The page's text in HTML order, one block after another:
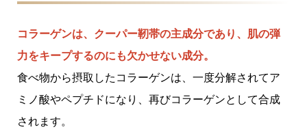
コラーゲンは、クーパー靭帯の主成分であり、肌の弾
力をキープするのにも欠かせない成分。
食べ物から摂取したコラーゲンは、一度分解されてア
ミノ酸やペプチドになり、再びコラーゲンとして合成
されます。